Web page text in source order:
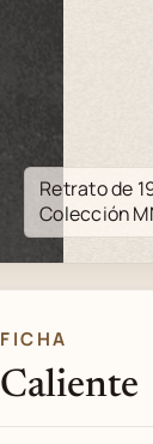
Retrato de
Colección
FICHA
Caliente